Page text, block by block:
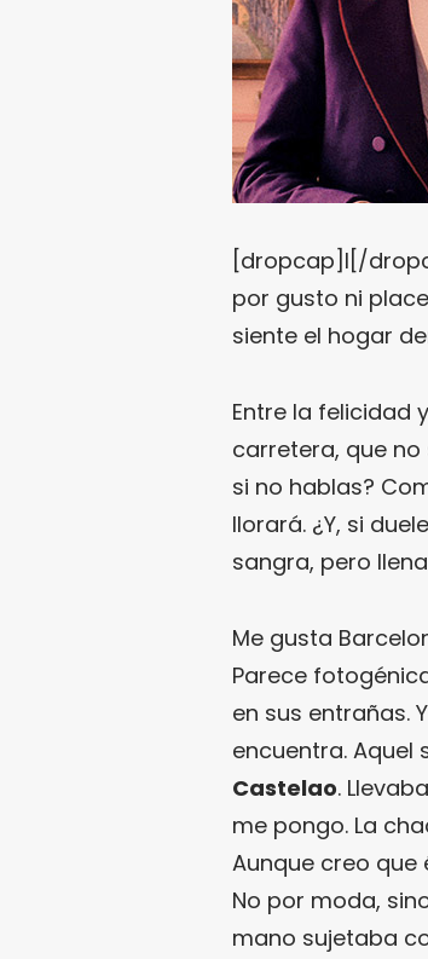
[dropcap]I[/
por gusto ni
siente el hogar
Entre la felicidad
carretera, que no
si no hablas?
llorará. ¿Y, si
sangra, pero
Me gusta
Parece
en sus entrañas.
encuentra. Aquel
Castelao.
me pongo. La
Aunque creo que
No por moda,
mano sujetaba